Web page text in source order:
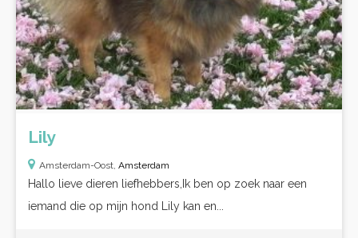
Lily
Amsterdam-Oost, Amsterdam
Hallo lieve dieren liefhebbers,Ik ben op zoek naar een
iemand die op mijn hond Lily kan en...